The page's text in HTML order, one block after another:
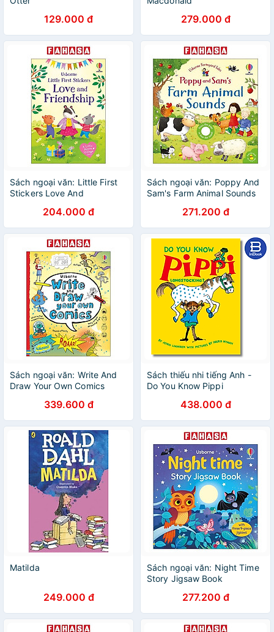
129.000 đ 279.000 đ
Sách ngoại văn: Little First
Stickers Love And
204.000 đ
Sách ngoại văn: Poppy And
Sam's Farm Animal Sounds
271.200 đ
Sách ngoại văn: Write And
Draw Your Own Comics
339.600 đ
Sách thiếu nhi tiếng Anh -
Do You Know Pippi
438.000 đ
Matilda
249.000 đ
Sách ngoại văn: Night Time
Story Jigsaw Book
277.200 đ